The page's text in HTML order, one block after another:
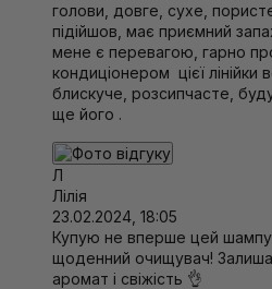
голови, довге, сухе,
підійшов, має приємний
мене є перевагою, гарно
кондиціонером цієї лінійки
блискуче, розсипчасте,
ще його .
Л
Лілія
23.02.2024, 18:05
Купую не вперше цей
щоденний очищувач!
аромат і свіжість 👌